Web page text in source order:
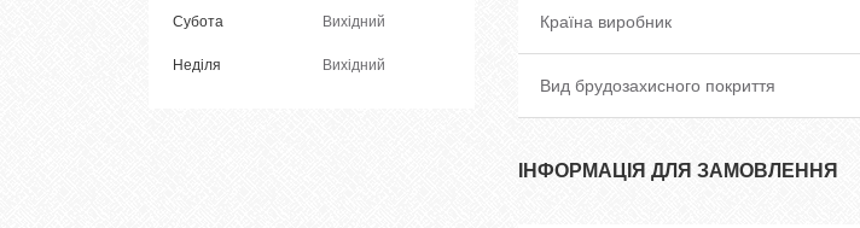
Країна виробник
Вид брудозахисного покриття
ІНФОРМАЦІЯ ДЛЯ ЗАМОВЛЕННЯ
Субота Вихідний
Неділя Вихідний